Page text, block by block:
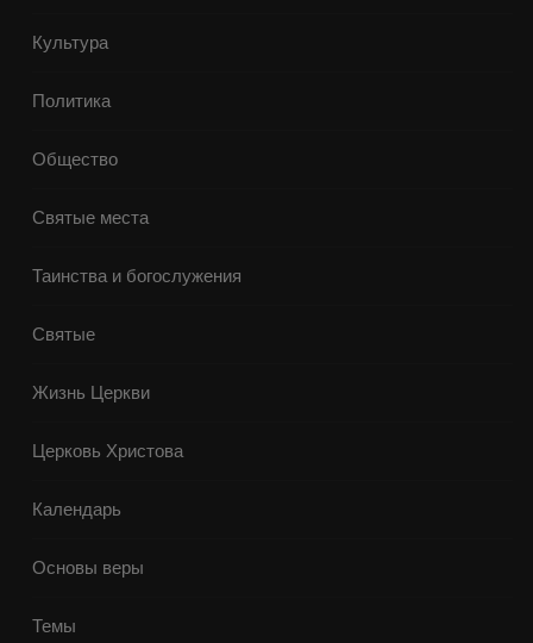
Культура
Политика
Общество
Святые места
Таинства и богослужения
Святые
Жизнь Церкви
Церковь Христова
Календарь
Основы веры
Темы